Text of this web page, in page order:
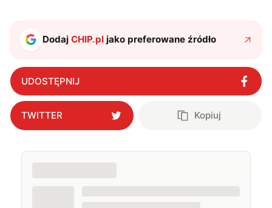
DodajCHIP.pl jako preferowane źródło
UDOSTĘPNIJ
TWITTER Kopiuj